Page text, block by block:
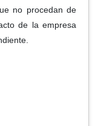
no procedan de
de la empresa